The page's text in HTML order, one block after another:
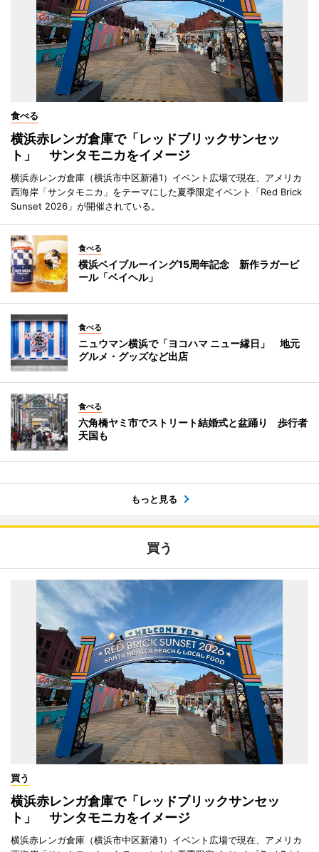
食べる
横浜赤レンガ倉庫で「レッドブリックサンセッ
ト」 サンタモニカをイメージ
横浜赤レンガ倉庫（横浜市中区新港1）イベント広場で現在、アメリカ
西海岸「サンタモニカ」をテーマにした夏季限定イベント「Red Brick
Sunset 2026」が開催されている。
食べる
横浜ベイブルーイング15周年記念 新作ラガービ
ール「ベイヘル」
食べる
ニュウマン横浜で「ヨコハマ ニュー縁日」 地元
グルメ・グッズなど出店
食べる
六角橋ヤミ市でストリート結婚式と盆踊り 歩行者
天国も
もっと見る
買う
買う
横浜赤レンガ倉庫で「レッドブリックサンセッ
ト」 サンタモニカをイメージ
横浜赤レンガ倉庫（横浜市中区新港1）イベント広場で現在、アメリカ